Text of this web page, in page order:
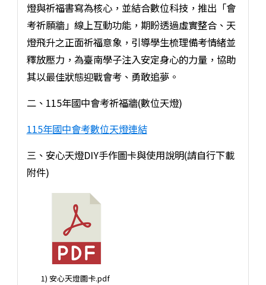
燈與祈福書寫為核心，並結合數位科技，推出「會
考祈願牆」線上互動功能，期盼透過虛實整合、天
燈飛升之正面祈福意象，引導學生梳理備考情緒並
釋放壓力，為臺南學子注入安定身心的力量，協助
其以最佳狀態迎戰會考、勇敢追夢。
二、115年國中會考祈福牆(數位天燈)
115年國中會考數位天燈連結
三、安心天燈DIY手作圖卡與使用說明(請自行下載
附件)
1) 安心天燈圖卡.pdf